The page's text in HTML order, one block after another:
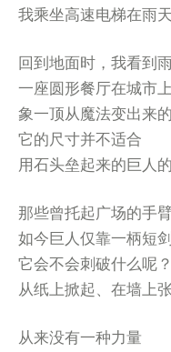
我乘坐高速电梯在雨
回到地面时，我看到
一座圆形餐厅在城市
象一顶从魔法变出来
它的尺寸并不适合
用石头垒起来的巨人
那些曾托起广场的手
如今巨人仅靠一柄短
它会不会刺破什么呢
从纸上掀起、在墙上
从来没有一种力量